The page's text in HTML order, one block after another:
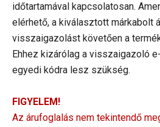
időtartamával kapcsolatosan.
elérhető, a kiválasztott márkabolt
visszaigazolást követően a
Ehhez kizárólag a visszaigazoló
egyedi kódra lesz szükség.
FIGYELEM!
Az árufoglalás nem tekintendő